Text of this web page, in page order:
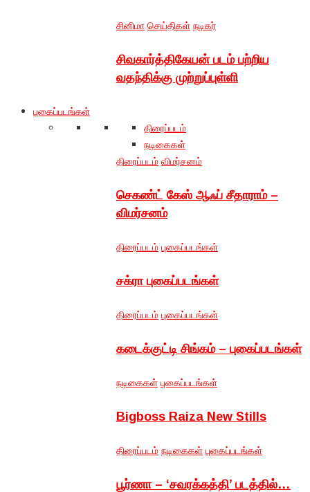
சினிமா செய்திகள் நடிகர்
சிவகார்த்திகேயன் படம் பற்றிய
வதந்திக்கு முற்றுப்புள்ளி
புகைப்படங்கள்
திரைப்படம்
நடிகைகள்
திரைப்படம் விமர்சனம்
செகண்ட் கேஸ் ஆஃப் சீதாராம் –
விமர்சனம்
திரைப்படம் புகைப்படங்கள்
சக்ரா புகைப்படங்கள்
திரைப்படம் புகைப்படங்கள்
கடைக்குட்டி சிங்கம் – புகைப்படங்கள்
நடிகைகள் புகைப்படங்கள்
Bigboss Raiza New Stills
திரைப்படம் நடிகைகள் புகைப்படங்கள்
பூர்ணா – ‘சவரக்கத்தி’ படத்தில்…